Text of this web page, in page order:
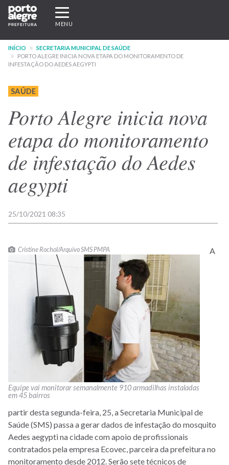
Pular
para
conteúdo
principal
Expandir/recolher
navegação
MENU
INÍCIO
SECRETARIA MUNICIPAL DE SAÚDE
PORTO ALEGRE INICIA NOVA ETAPA DO MONITORAMENTO DE
INFESTAÇÃO DO AEDES AEGYPTI
SAÚDE
Porto Alegre inicia nova
etapa do monitoramento
de infestação do Aedes
aegypti
25/10/2021 08:35
Cristine Rochol/Arquivo SMS PMPA
Equipe vai monitorar semanalmente 910 armadilhas instaladas
em 45 bairros
A
partir desta segunda-feira, 25, a Secretaria Municipal de
Saúde (SMS) passa a gerar dados de infestação do mosquito
Aedes aegypti na cidade com apoio de profissionais
contratados pela empresa Ecovec, parceira da prefeitura no
monitoramento desde 2012. Serão sete técnicos de